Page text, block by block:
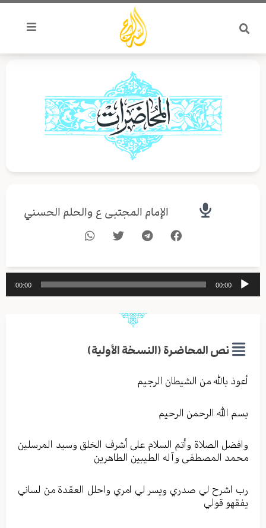
تخطي
المحتوى
الإمام المجتبى ع والحلم الحسني
مشغل
الصوت
00:00
00:00
نص المحاضرة (النسخة الأولية)
أعوذ بالله من الشيطان الرجيم
بسم الله الرحمن الرحيم
وافضل الصلاة وأتم السلام على أشرف الخلق وسيد المرسلين
محمد المصطفى وآله الطيبين الطاهرين
رب اشرح لي صدري ويسر لي امري واحلل العقدة من لساني
يفقهو قولي